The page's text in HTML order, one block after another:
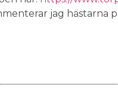
jag hästarna